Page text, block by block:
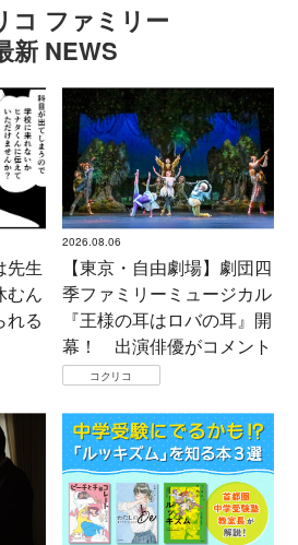
コ ファミリー
新 NEWS
先生
むん
れる
2026.08.06
【東京・自由劇場】劇団四
季ファミリーミュージカル
『王様の耳はロバの耳』開
幕！ 出演俳優がコメント
コクリコ